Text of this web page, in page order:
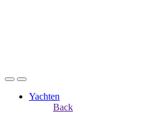
Yachten
Back